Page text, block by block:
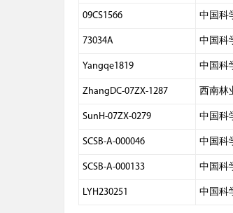
09CS1566 中国科
73034A 中国科
Yangqe1819 中国科
ZhangDC-07ZX-1287 西南林
SunH-07ZX-0279 中国科
SCSB-A-000046 中国科
SCSB-A-000133 中国科
LYH230251 中国科